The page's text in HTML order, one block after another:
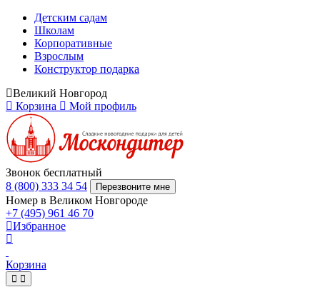
Детским садам
Школам
Корпоративные
Взрослым
Конструктор подарка
Великий Новгород
Корзина
Мой профиль
Звонок бесплатный
8 (800) 333 34 54
Перезвоните мне
Номер в Великом Новгороде
+7 (495) 961 46 70
Избранное
Корзина